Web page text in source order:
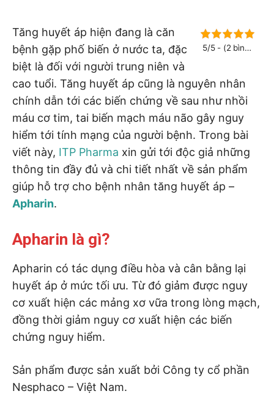
5/5 - (2 bình
Tăng huyết áp hiện đang là căn
bệnh gặp phố biến ở nước ta, đặc
biệt là đối với người trung niên và
cao tuổi. Tăng huyết áp cũng là nguyên nhân
chính dẫn tới các biến chứng về sau như nhồi
máu cơ tim, tai biến mạch máu não gây nguy
hiểm tới tính mạng của người bệnh. Trong bài
viết này, ITP Pharma xin gửi tới độc giả những
thông tin đầy đủ và chi tiết nhất về sản phẩm
giúp hỗ trợ cho bệnh nhân tăng huyết áp –
Apharin.
Apharin là gì?
Apharin có tác dụng điều hòa và cân bằng lại
huyết áp ở mức tối ưu. Từ đó giảm được nguy
cơ xuất hiện các mảng xơ vữa trong lòng mạch,
đồng thời giảm nguy cơ xuất hiện các biến
chứng nguy hiểm.
Sản phẩm được sản xuất bởi Công ty cổ phần
Nesphaco – Việt Nam.